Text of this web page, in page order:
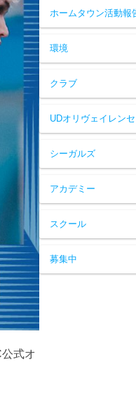
式オ
ホームタウン活動報
環境
クラブ
UDオリヴェイレンセ
シーガルズ
アカデミー
スクール
募集中